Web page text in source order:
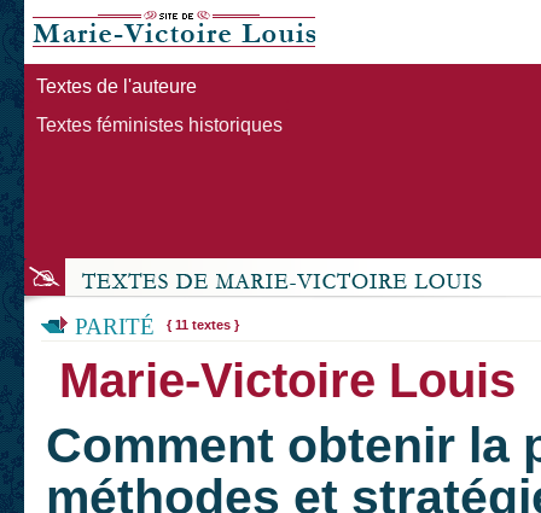
Textes de l'auteure
Textes féministes historiques
PARITÉ { 11 textes }
Marie-Victoire Louis
Comment obtenir la
méthodes et